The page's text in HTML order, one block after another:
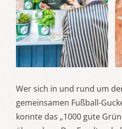
Wer sich in und rund um
gemeinsamen Fußball-
konnte das „1000 gute